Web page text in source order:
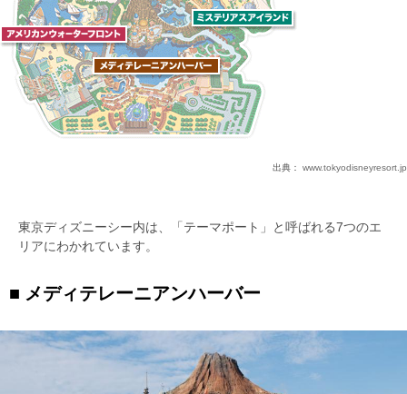
出典： www.tokyodisneyresort.jp
東京ディズニーシー内は、「テーマポート」と呼ばれる7つのエ
リアにわかれています。
メディテレーニアンハーバー